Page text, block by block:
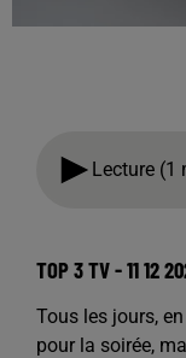
Lecture (1
TOP 3 TV - 11 12
Tous les jours,
pour la soirée,